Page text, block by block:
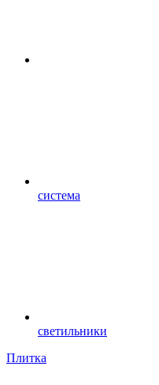
система
светильники
Плитка